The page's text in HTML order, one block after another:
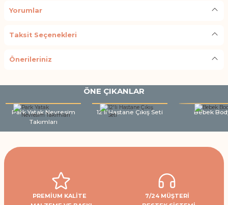
Yorumlar
Taksit Seçenekleri
Önerileriniz
ÖNE ÇIKANLAR
Park Yatak Nevresim
Takımları
12'li Hastane Çıkış Seti Bebek
PREMİUM KALİTE
7/24 MÜŞTERİ